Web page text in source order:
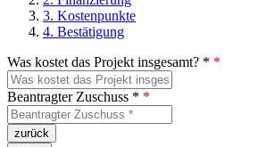
3. Kostenpunkte
4. Bestätigung
Was kostet das Projekt insgesamt? * *
Beantragter Zuschuss * *